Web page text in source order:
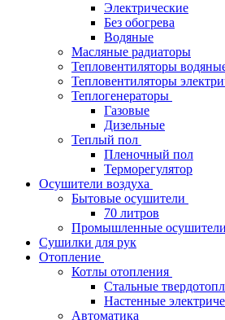
Электрические
Без обогрева
Водяные
Масляные радиаторы
Тепловентиляторы
Тепловентиляторы
Теплогенераторы
Газовые
Дизельные
Теплый пол
Пленочный пол
Терморегулятор
Осушители воздуха
Бытовые осушители
70 литров
Промышленные осушители
Сушилки для рук
Отопление
Котлы отопления
Стальные
Настенные
Автоматика